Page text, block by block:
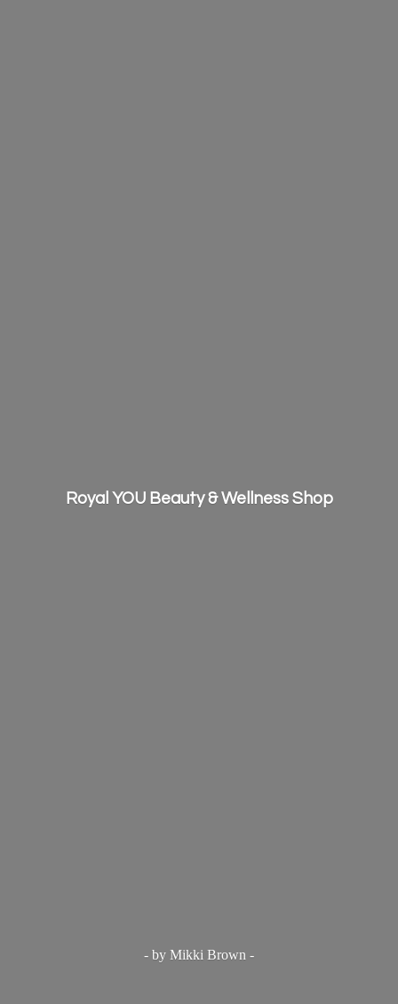
Royal YOU Beauty &Wellness Shop
- by Mikki Brown -